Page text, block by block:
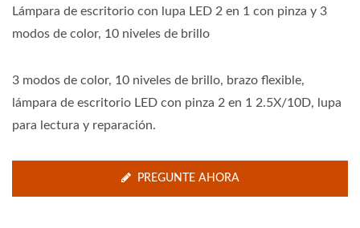
Lámpara de escritorio con lupa LED 2 en 1 con pinza y 3
modos de color, 10 niveles de brillo
3 modos de color, 10 niveles de brillo, brazo flexible,
lámpara de escritorio LED con pinza 2 en 1 2.5X/10D, lupa
para lectura y reparación.
PREGUNTE AHORA